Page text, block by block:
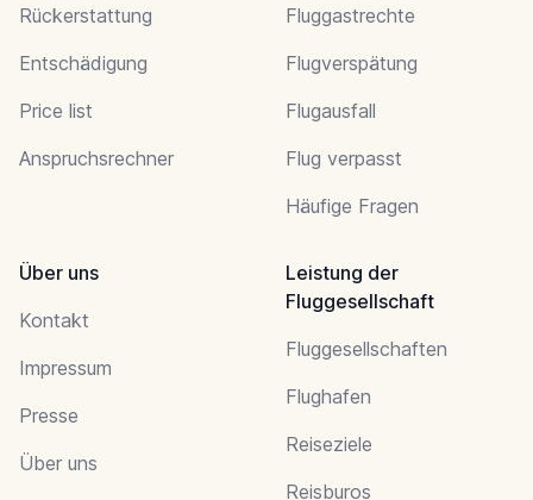
Rückerstattung
Entschädigung
Price list
Anspruchsrechner
Fluggastrechte
Flugverspätung
Flugausfall
Flug verpasst
Häufige Fragen
Über uns
Kontakt
Impressum
Presse
Über uns
Leistung der
Fluggesellschaft
Fluggesellschaften
Flughafen
Reiseziele
Reisburos